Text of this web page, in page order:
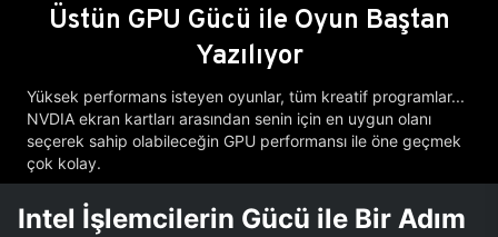
Üstün GPU Gücü ile Oyun Baştan
Yazılıyor
Yüksek performans isteyen oyunlar, tüm kreatif programlar...
NVDIA ekran kartları arasından senin için en uygun olanı
seçerek sahip olabileceğin GPU performansı ile öne geçmek
çok kolay.
Intel İşlemcilerin Gücü ile Bir Adım